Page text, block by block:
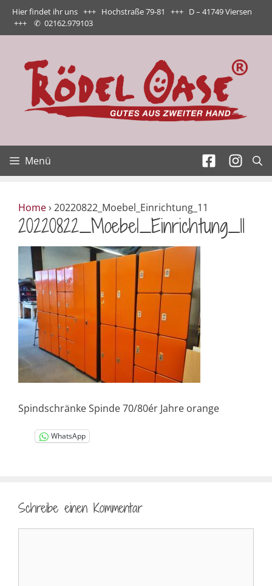
Zum
Inhalt
springen
Hier findet ihr uns +++ Hochstraße 79-81 +++ D – 41749 Viersen
+++ ✆ 02162.979103
Menü
Home› 20220822_Moebel_Einrichtung_11
20220822_Moebel_Einrichtung_11
Spindschränke Spinde 70/80ér Jahre orange
WhatsApp
Schreibe einen Kommentar